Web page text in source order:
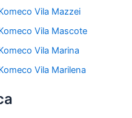
Vila Mazzei
Vila Mascote
Vila Marina
Vila Marilena